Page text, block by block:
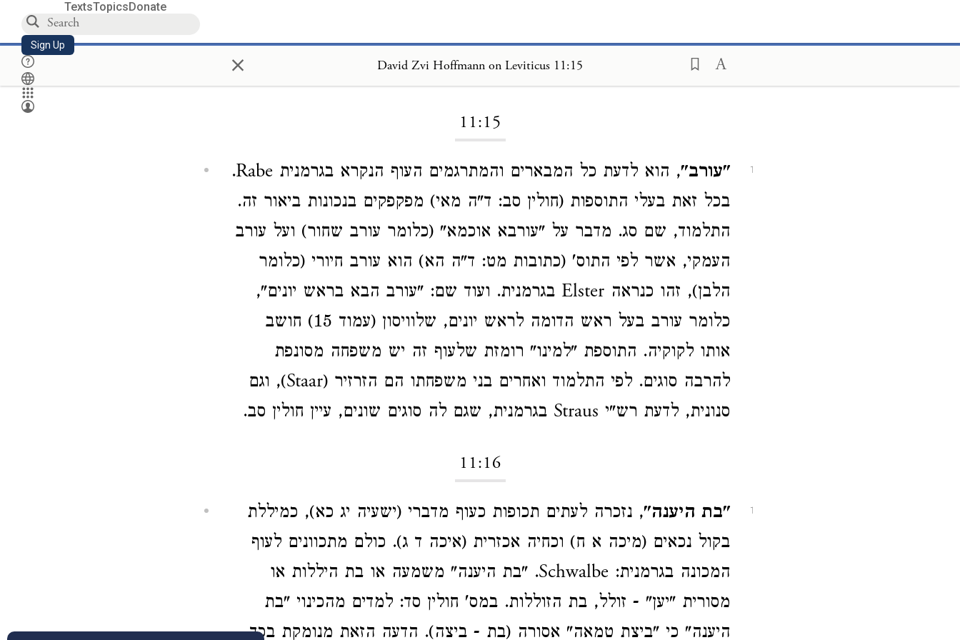
TextsTopicsDonate
Sign Up × David Zvi Hoffmann on Leviticus 11:15
11:15
1 "עורב"
, הוא לדעת כל המבארים והמתרגמים העוף הנקרא בגרמנית Rabe.
בכל זאת בעלי התוספות (חולין סב: ד"ה מאי) מפקפקים בנכונות ביאור זה.
התלמוד, שם סג. מדבר על "עורבא אוכמא" (כלומר עורב שחור) ועל עורב
העמקי, אשר לפי התוס' (כתובות מט: ד"ה הא) הוא עורב חיורי (כלומר
הלבן), זהו כנראה Elster בגרמנית.
ועוד שם: "עורב הבא בראש יונים",
כלומר עורב בעל ראש הדומה לראש יונים, שלוויסון (עמוד 15) חושב
אותו לקוקיה. התוספת "למינו" רומזת שלעוף זה יש משפחה מסונפת
להרבה סוגים. לפי התלמוד ואחרים בני משפחתו הם הזרזיר (Staar), וגם
סנונית, לדעת רש"י Straus בגרמנית, שגם לה סוגים שונים, עיין חולין סב.
11:16
1 "בת היענה", נזכרה לעתים תכופות כעוף מדברי (ישעיה יג כא), כמיללת
בקול נכאים (מיכה א ח) וכחיה אכזרית (איכה ד ג). כולם מתכוונים לעוף
המכונה בגרמנית: Schwalbe. "בת היענה" משמעה או בת היללות או
מסורית "יען" - זולל, בת הזוללות. במס' חולין סד: למדים מהכינוי "בת
היענה" כי "ביצת טמאה" אסורה (בת - ביצה). הדעה הזאת מנומקת בכך,